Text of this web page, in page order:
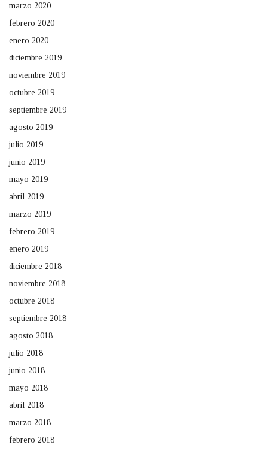
marzo 2020
febrero 2020
enero 2020
diciembre 2019
noviembre 2019
octubre 2019
septiembre 2019
agosto 2019
julio 2019
junio 2019
mayo 2019
abril 2019
marzo 2019
febrero 2019
enero 2019
diciembre 2018
noviembre 2018
octubre 2018
septiembre 2018
agosto 2018
julio 2018
junio 2018
mayo 2018
abril 2018
marzo 2018
febrero 2018